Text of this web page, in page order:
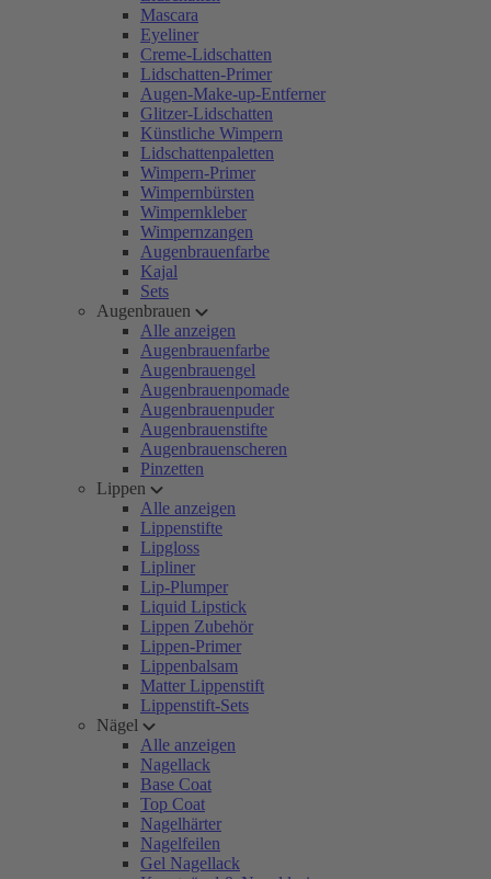
Mascara
Eyeliner
Creme-Lidschatten
Lidschatten-Primer
Augen-Make-up-Entferner
Glitzer-Lidschatten
Künstliche Wimpern
Lidschattenpaletten
Wimpern-Primer
Wimpernbürsten
Wimpernkleber
Wimpernzangen
Augenbrauenfarbe
Kajal
Sets
Augenbrauen
Alle anzeigen
Augenbrauenfarbe
Augenbrauengel
Augenbrauenpomade
Augenbrauenpuder
Augenbrauenstifte
Augenbrauenscheren
Pinzetten
Lippen
Alle anzeigen
Lippenstifte
Lipgloss
Lipliner
Lip-Plumper
Liquid Lipstick
Lippen Zubehör
Lippen-Primer
Lippenbalsam
Matter Lippenstift
Lippenstift-Sets
Nägel
Alle anzeigen
Nagellack
Base Coat
Top Coat
Nagelhärter
Nagelfeilen
Gel Nagellack